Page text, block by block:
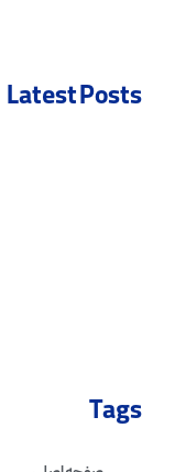
Latest Posts
Tags